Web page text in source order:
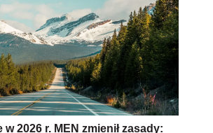
w 2026 r. MEN zmienił zasady: